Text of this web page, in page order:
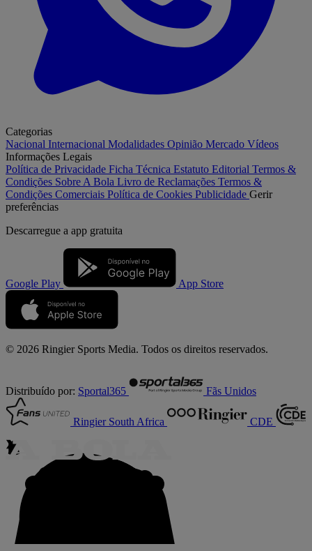
Categorias
Nacional Internacional Modalidades Opinião Mercado Vídeos
Informações Legais
Política de Privacidade Ficha Técnica Estatuto Editorial Termos &
Condições Sobre A Bola Livro de Reclamações Termos &
Condições Comerciais Política de Cookies Publicidade Gerir
preferências
Descarregue a app gratuita
Google Play App Store
© 2026 Ringier Sports Media. Todos os direitos reservados.
Distribuído por: Sportal365 Fãs Unidos
Ringier South Africa CDE